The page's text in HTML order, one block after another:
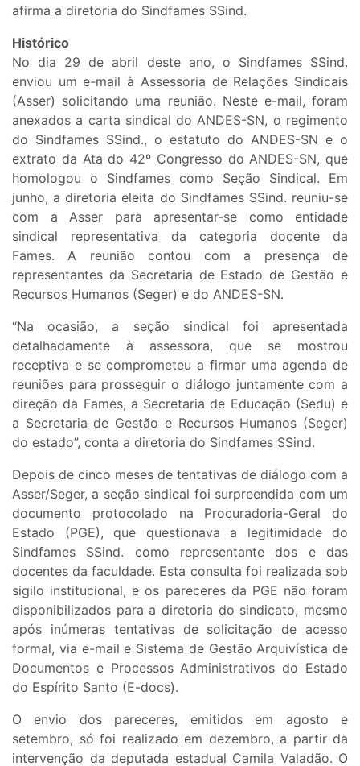
afirma a diretoria do Sindfames SSind.
Histórico
No dia 29 de abril deste ano, o Sindfames SSind.
enviou um e-mail à Assessoria de Relações Sindicais
(Asser) solicitando uma reunião. Neste e-mail, foram
anexados a carta sindical do ANDES-SN, o regimento
do Sindfames SSind., o estatuto do ANDES-SN e o
extrato da Ata do 42º Congresso do ANDES-SN, que
homologou o Sindfames como Seção Sindical. Em
junho, a diretoria eleita do Sindfames SSind. reuniu-se
com a Asser para apresentar-se como entidade
sindical representativa da categoria docente da
Fames. A reunião contou com a presença de
representantes da Secretaria de Estado de Gestão e
Recursos Humanos (Seger) e do ANDES-SN.
“Na ocasião, a seção sindical foi apresentada
detalhadamente à assessora, que se mostrou
receptiva e se comprometeu a firmar uma agenda de
reuniões para prosseguir o diálogo juntamente com a
direção da Fames, a Secretaria de Educação (Sedu) e
a Secretaria de Gestão e Recursos Humanos (Seger)
do estado”, conta a diretoria do Sindfames SSind.
Depois de cinco meses de tentativas de diálogo com a
Asser/Seger, a seção sindical foi surpreendida com um
documento protocolado na Procuradoria-Geral do
Estado (PGE), que questionava a legitimidade do
Sindfames SSind. como representante dos e das
docentes da faculdade. Esta consulta foi realizada sob
sigilo institucional, e os pareceres da PGE não foram
disponibilizados para a diretoria do sindicato, mesmo
após inúmeras tentativas de solicitação de acesso
formal, via e-mail e Sistema de Gestão Arquivística de
Documentos e Processos Administrativos do Estado
do Espírito Santo (E-docs).
O envio dos pareceres, emitidos em agosto e
setembro, só foi realizado em dezembro, a partir da
intervenção da deputada estadual Camila Valadão. O